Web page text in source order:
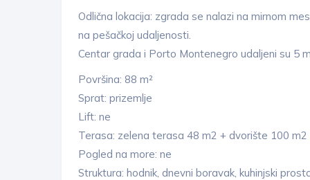
Odlična lokacija: zgrada se nalazi na mirnom
na pešačkoj udaljenosti.
Centar grada i Porto Montenegro udaljeni su 5
Površina: 88 m²
Sprat: prizemlje
Lift: ne
Terasa: zelena terasa 48 m2 + dvorište 100 m2
Pogled na more: ne
Struktura: hodnik, dnevni boravak, kuhinjski